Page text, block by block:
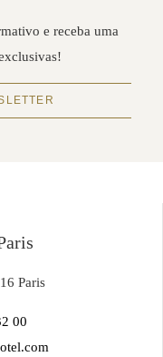
e receba uma
Paris
00